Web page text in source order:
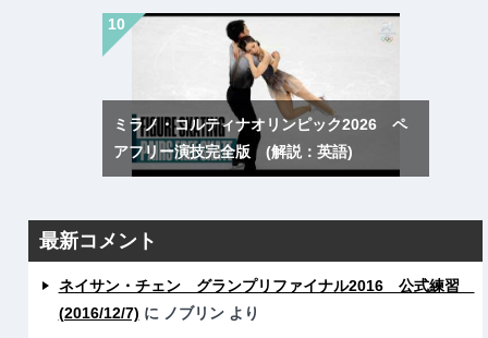
ミラノ・コルティナオリンピック2026 ペ
アフリー演技完全版 (解説：英語)
最新コメント
ネイサン・チェン グランプリファイナル2016 公式練習
(2016/12/7) に ノブリンより